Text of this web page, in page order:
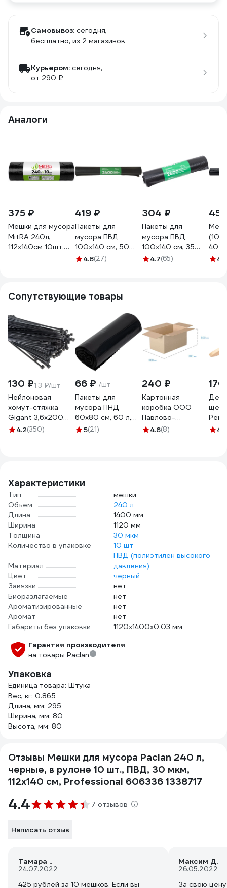
Самовывоз: сегодня,
бесплатно, из 2 магазинов
Курьером: сегодня,
от 290 ₽
Аналоги
375 ₽
Мешки для мусора
MitRA 240л,
112x140см 10шт.
419 ₽
Пакеты для
мусора ПВД
100x140 см, 50
мкм, 240 л,
4.8(27)
304 ₽
Пакеты для
мусора ПВД
100x140 см, 35
мкм, 240 л,
4.7(65)
(10
40
4
Сопутствующие товары
130 ₽1.3 ₽/шт
Нейлоновая
хомут-стяжка
Gigant 3,6х200
черный, 100 шт
4.2(350)
66 ₽ /шт
Пакеты для
мусора ПНД
60x80 см, 60 л,
черные, в рулоне
5(21)
240 ₽
Картонная
коробка ООО
Павлово-
Посадский
4.6(8) 4.8
Характеристики
Тип
мешки
Объем
240 л
Длина
1400 мм
Ширина
1120 мм
Толщина
30 мкм
Количество в упаковке
10 шт
Материал
ПВД (полиэтилен высокого
давления)
Цвет
черный
Завязки
нет
Биоразлагаемые
нет
Ароматизированные
нет
Аромат
нет
Габариты без упаковки
1120х1400х0.03 мм
Гарантия производителя
на товары Paclan
Упаковка
Единица товара: Штука
Вес, кг: 0.865
Длина, мм: 295
Ширина, мм: 80
Высота, мм: 80
Отзывы Мешки для мусора Paclan 240 л,
черные, в рулоне 10 шт., ПВД, 30 мкм,
112х140 см, Professional 606336 1338717
4.4 7 отзывов
Написать отзыв
Тамара ..
24.07.2022
425 рублей за 10 мешков. Если вы
Максим Д.
26.05.2022
За свою